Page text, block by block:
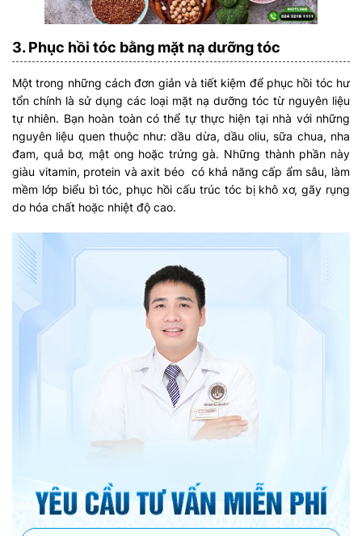
3. Phục hồi tóc bằng mặt nạ dưỡng tóc
Một trong những cách đơn giản và tiết kiệm để phục hồi tóc hư
tổn chính là sử dụng các loại mặt nạ dưỡng tóc từ nguyên liệu
tự nhiên. Bạn hoàn toàn có thể tự thực hiện tại nhà với những
nguyên liệu quen thuộc như: dầu dừa, dầu oliu, sữa chua, nha
đam, quả bơ, mật ong hoặc trứng gà. Những thành phần này
giàu vitamin, protein và axit béo có khả năng cấp ẩm sâu, làm
mềm lớp biểu bì tóc, phục hồi cấu trúc tóc bị khô xơ, gãy rụng
do hóa chất hoặc nhiệt độ cao.